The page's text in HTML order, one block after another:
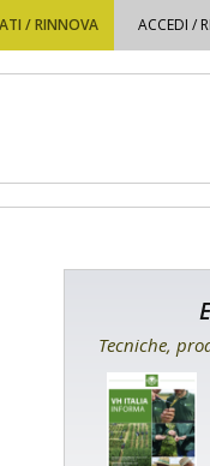
/ RINNOVA ACCEDI /
Tecniche,